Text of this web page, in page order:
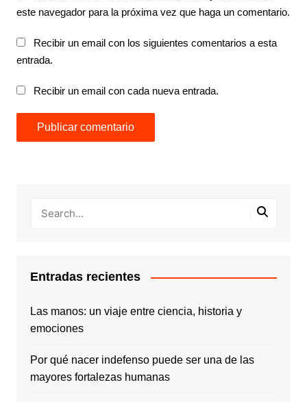
este navegador para la próxima vez que haga un comentario.
Recibir un email con los siguientes comentarios a esta
entrada.
Recibir un email con cada nueva entrada.
Entradas recientes
Las manos: un viaje entre ciencia, historia y
emociones
Por qué nacer indefenso puede ser una de las
mayores fortalezas humanas